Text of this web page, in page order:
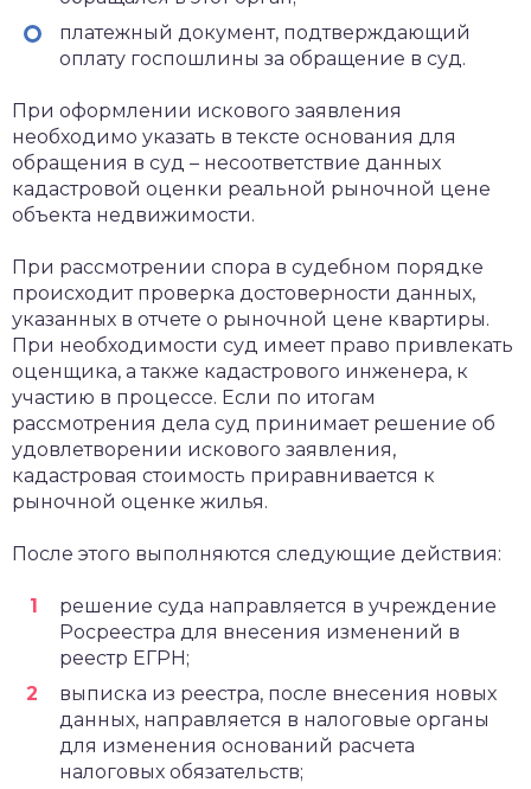
платежный документ, подтверждающий
оплату госпошлины за обращение в суд.
При оформлении искового заявления
необходимо указать в тексте основания для
обращения в суд – несоответствие данных
кадастровой оценки реальной рыночной цене
объекта недвижимости.
При рассмотрении спора в судебном порядке
происходит проверка достоверности данных,
указанных в отчете о рыночной цене квартиры.
При необходимости суд имеет право привлекать
оценщика, а также кадастрового инженера, к
участию в процессе. Если по итогам
рассмотрения дела суд принимает решение об
удовлетворении искового заявления,
кадастровая стоимость приравнивается к
рыночной оценке жилья.
После этого выполняются следующие действия:
решение суда направляется в учреждение
Росреестра для внесения изменений в
реестр ЕГРН;
выписка из реестра, после внесения новых
данных, направляется в налоговые органы
для изменения оснований расчета
налоговых обязательств;